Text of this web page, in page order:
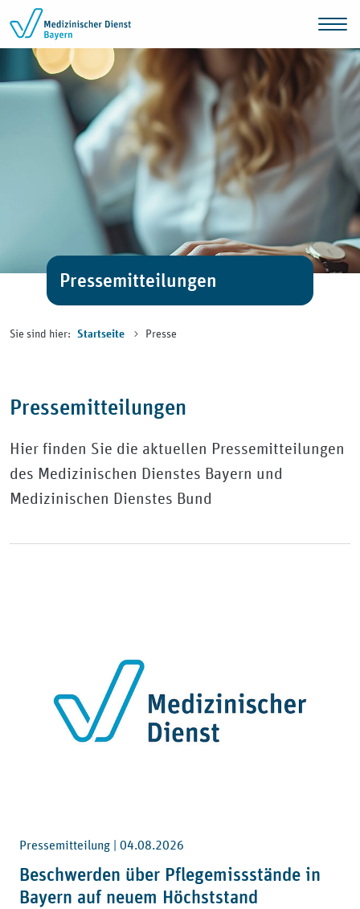
Zum Inhalt springen
Pressemitteilungen
Sie sind hier: Startseite Presse
Pressemitteilungen
Hier finden Sie die aktuellen Pressemitteilungen
des Medizinischen Dienstes Bayern und
Medizinischen Dienstes Bund
Pressemitteilung | 04.08.2026
Beschwerden über Pflegemissstände in
Bayern auf neuem Höchststand